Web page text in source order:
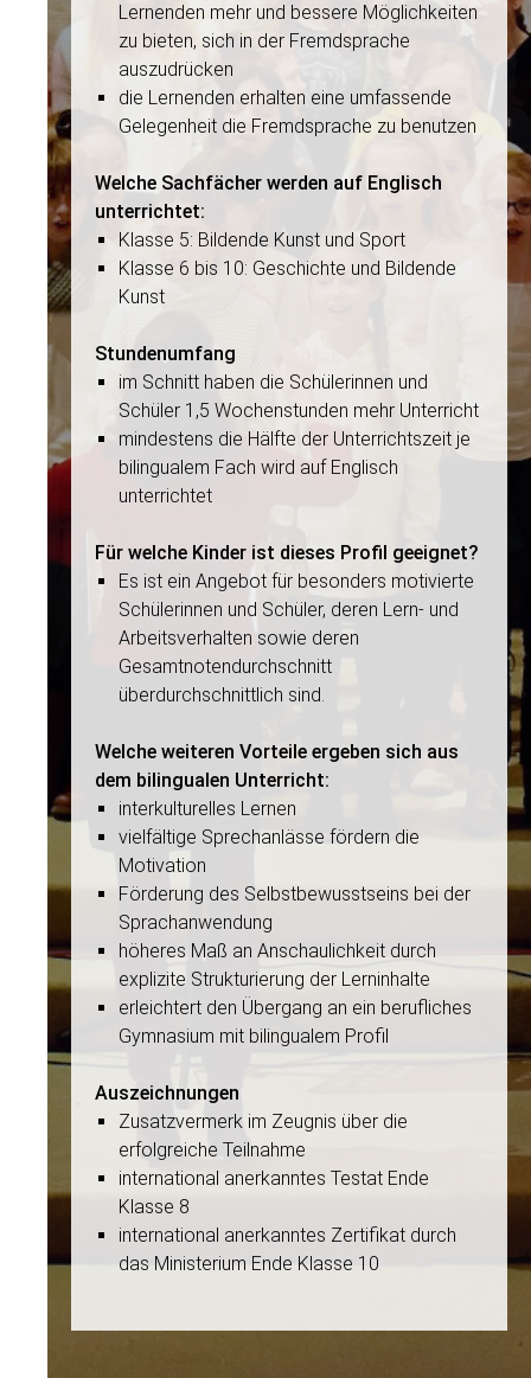
Lernenden mehr und bessere Möglichkeiten
zu bieten, sich in der Fremdsprache
auszudrücken
die Lernenden erhalten eine umfassende
Gelegenheit die Fremdsprache zu benutzen
Welche Sachfächer werden auf Englisch
unterrichtet:
Klasse 5: Bildende Kunst und Sport
Klasse 6 bis 10: Geschichte und Bildende
Kunst
Stundenumfang
im Schnitt haben die Schülerinnen und
Schüler 1,5 Wochenstunden mehr Unterricht
mindestens die Hälfte der Unterrichtszeit je
bilingualem Fach wird auf Englisch
unterrichtet
Für welche Kinder ist dieses Profil geeignet?
Es ist ein Angebot für besonders motivierte
Schülerinnen und Schüler, deren Lern- und
Arbeitsverhalten sowie deren
Gesamtnotendurchschnitt
überdurchschnittlich sind.
Welche weiteren Vorteile ergeben sich aus
dem bilingualen Unterricht:
interkulturelles Lernen
vielfältige Sprechanlässe fördern die
Motivation
Förderung des Selbstbewusstseins bei der
Sprachanwendung
höheres Maß an Anschaulichkeit durch
explizite Strukturierung der Lerninhalte
erleichtert den Übergang an ein berufliches
Gymnasium mit bilingualem Profil
Auszeichnungen
Zusatzvermerk im Zeugnis über die
erfolgreiche Teilnahme
international anerkanntes Testat Ende
Klasse 8
international anerkanntes Zertifikat durch
das Ministerium Ende Klasse 10